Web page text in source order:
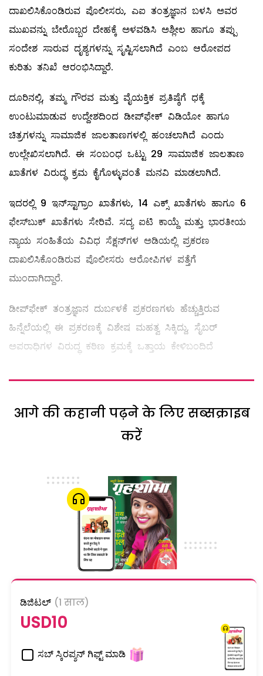
ದಾಖಲಿಸಿಕೊಂಡಿರುವ ಪೊಲೀಸರು, ಎಐ ತಂತ್ರಜ್ಞಾನ ಬಳಸಿ ಅವರ
ಮುಖವನ್ನು ಬೇರೊಬ್ಬರ ದೇಹಕ್ಕೆ ಅಳವಡಿಸಿ ಅಶ್ಲೀಲ ಹಾಗೂ ತಪ್ಪು
ಸಂದೇಶ ಸಾರುವ ದೃಶ್ಯಗಳನ್ನು ಸೃಷ್ಟಿಸಲಾಗಿದೆ ಎಂಬ ಆರೋಪದ
ಕುರಿತು ತನಿಖೆ ಆರಂಭಿಸಿದ್ದಾರೆ.
ದೂರಿನಲ್ಲಿ, ತಮ್ಮ ಗೌರವ ಮತ್ತು ವೈಯಕ್ತಿಕ ಪ್ರತಿಷ್ಠೆಗೆ ಧಕ್ಕೆ
ಉಂಟುಮಾಡುವ ಉದ್ದೇಶದಿಂದ ಡೀಪ್‌ಫೇಕ್ ವಿಡಿಯೋ ಹಾಗೂ
ಚಿತ್ರಗಳನ್ನು ಸಾಮಾಜಿಕ ಜಾಲತಾಣಗಳಲ್ಲಿ ಹಂಚಲಾಗಿದೆ ಎಂದು
ಉಲ್ಲೇಖಿಸಲಾಗಿದೆ. ಈ ಸಂಬಂಧ ಒಟ್ಟು 29 ಸಾಮಾಜಿಕ ಜಾಲತಾಣ
ಖಾತೆಗಳ ವಿರುದ್ಧ ಕ್ರಮ ಕೈಗೊಳ್ಳುವಂತೆ ಮನವಿ ಮಾಡಲಾಗಿದೆ.
ಇದರಲ್ಲಿ 9 ಇನ್‌ಸ್ಟಾಗ್ರಾಂ ಖಾತೆಗಳು, 14 ಎಕ್ಸ್‌ ಖಾತೆಗಳು ಹಾಗೂ 6
ಫೇಸ್‌ಬುಕ್ ಖಾತೆಗಳು ಸೇರಿವೆ. ಸದ್ಯ ಐಟಿ ಕಾಯ್ದೆ ಮತ್ತು ಭಾರತೀಯ
ನ್ಯಾಯ ಸಂಹಿತೆಯ ವಿವಿಧ ಸೆಕ್ಷನ್‌ಗಳ ಅಡಿಯಲ್ಲಿ ಪ್ರಕರಣ
ದಾಖಲಿಸಿಕೊಂಡಿರುವ ಪೊಲೀಸರು ಆರೋಪಿಗಳ ಪತ್ತೆಗೆ
ಮುಂದಾಗಿದ್ದಾರೆ.
ಡೀಪ್‌ಫೇಕ್ ತಂತ್ರಜ್ಞಾನ ದುರ್ಬಳಕೆ ಪ್ರಕರಣಗಳು ಹೆಚ್ಚುತ್ತಿರುವ
ಹಿನ್ನೆಲೆಯಲ್ಲಿ ಈ ಪ್ರಕರಣಕ್ಕೆ ವಿಶೇಷ ಮಹತ್ವ ಸಿಕ್ಕಿದ್ದು, ಸೈಬರ್
ಅಪರಾಧಿಗಳ ವಿರುದ್ಧ ಕಠಿಣ ಕ್ರಮಕ್ಕೆ ಒತ್ತಾಯ ಕೇಳಿಬಂದಿದೆ
आगे की कहानी पढ़ने के लिए सब्सक्राइब
करें
ಡಿಜಿಟಲ್ (1 साल)
USD10
ಸಬ್ ಸ್ಕಿರಪ್ಶನ್ ಗಿಫ್ಟ್ ಮಾಡಿ